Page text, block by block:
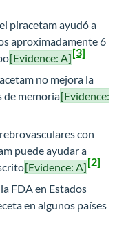
piracetam ayudó a
aproximadamente 6
[Evidence: A][3]
no mejora la
de memoria[Evidence:
con
puede ayudar a
[Evidence: A][2]
FDA en Estados
en algunos países